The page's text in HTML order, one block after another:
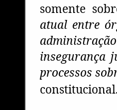
somente
atual entre
insegurança
processos